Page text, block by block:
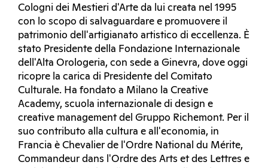
Cologni dei Mestieri d'Arte da lui creata nel 1995
con lo scopo di salvaguardare e promuovere il
patrimonio dell'artigianato artistico di eccellenza. È
stato Presidente della Fondazione Internazionale
dell'Alta Orologeria, con sede a Ginevra, dove oggi
ricopre la carica di Presidente del Comitato
Culturale. Ha fondato a Milano la Creative
Academy, scuola internazionale di design e
creative management del Gruppo Richemont. Per il
suo contributo alla cultura e all'economia, in
Francia è Chevalier de l'Ordre National du Mérite,
Commandeur dans l'Ordre des Arts et des Lettres e